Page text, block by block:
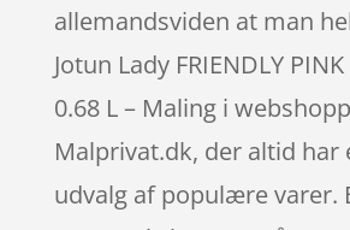
allemandsviden at man
Jotun Lady FRIENDLY
0.68 L – Maling i
Malprivat.dk, der altid har
udvalg af populære varer.